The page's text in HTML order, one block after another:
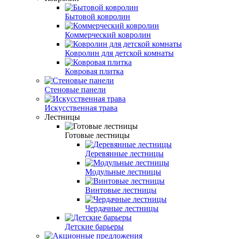
Бытовой ковролин
Коммерческий ковролин
Ковролин для детской комнаты
Ковровая плитка
Стеновые панели
Искусственная трава
Лестницы
Готовые лестницы
Деревянные лестницы
Модульные лестницы
Винтовые лестницы
Чердачные лестницы
Детские барьеры